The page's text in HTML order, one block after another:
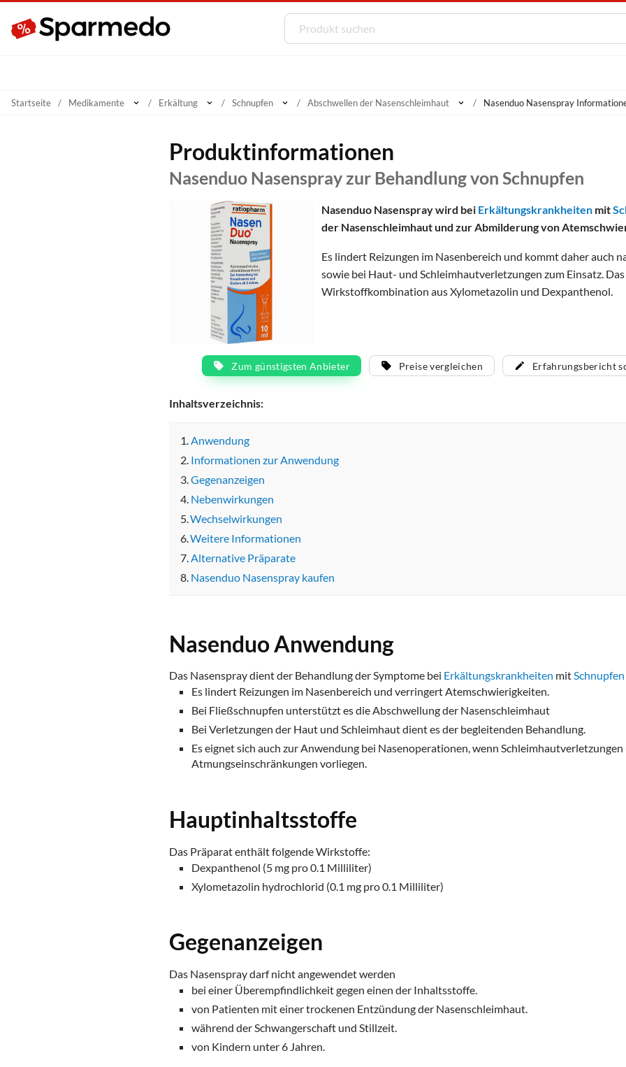
Startseite Medikamente Erkältung Schnupfen Abschwellen der Nasenschleimhaut Nasenduo Nasenspray
Produktinformationen
Nasenduo Nasenspray zur Behandlung von Schnupfen
Nasenduo Nasenspray wird bei Erkältungskrankheiten mit
der Nasenschleimhaut und zur Abmilderung von
Es lindert Reizungen im Nasenbereich und kommt daher auch
sowie bei Haut- und Schleimhautverletzungen zum Einsatz.
Wirkstoffkombination aus Xylometazolin und Dexpanthenol.
Zum günstigsten Anbieter Preise vergleichen Erfahrungsbericht
Inhaltsverzeichnis:
Anwendung
Informationen zur Anwendung
Gegenanzeigen
Nebenwirkungen
Wechselwirkungen
Weitere Informationen
Alternative Präparate
Nasenduo Nasenspray kaufen
Nasenduo Anwendung
Das Nasenspray dient der Behandlung der Symptome bei Erkältungskrankheiten mitSchnupfen
Es lindert Reizungen im Nasenbereich und verringert Atemschwierigkeiten.
Bei Fließschnupfen unterstützt es die Abschwellung der Nasenschleimhaut
Bei Verletzungen der Haut und Schleimhaut dient es der begleitenden Behandlung.
Es eignet sich auch zur Anwendung bei Nasenoperationen, wenn Schleimhautverletzungen
Atmungseinschränkungen vorliegen.
Hauptinhaltsstoffe
Das Präparat enthält folgende Wirkstoffe:
Dexpanthenol (5 mg pro 0.1 Milliliter)
Xylometazolin hydrochlorid (0.1 mg pro 0.1 Milliliter)
Gegenanzeigen
Das Nasenspray darf nicht angewendet werden
bei einer Überempfindlichkeit gegen einen der Inhaltsstoffe.
von Patienten mit einer trockenen Entzündung der Nasenschleimhaut.
während der Schwangerschaft und Stillzeit.
von Kindern unter 6 Jahren.